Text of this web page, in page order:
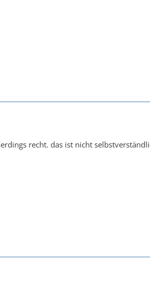
recht. das ist nicht